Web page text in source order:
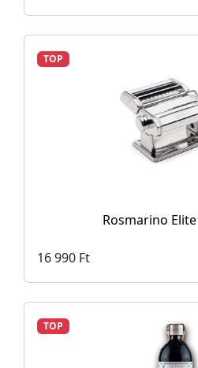
TOP
Rosmarino
16 990 Ft
TOP